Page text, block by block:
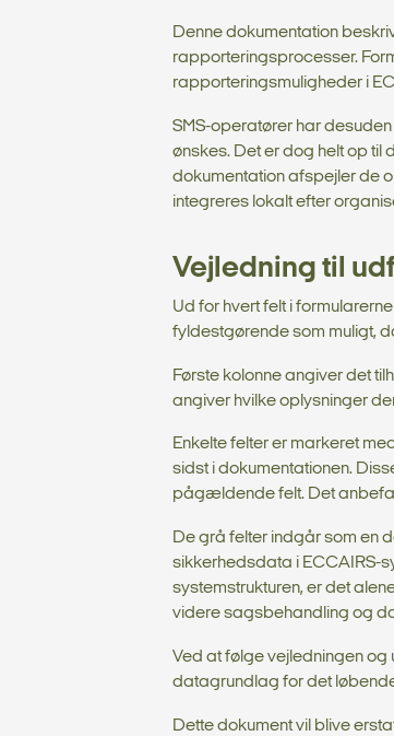
Denne dokumentation
rapporteringsprocesser.
rapporteringsmuligheder i
SMS-operatører har
ønskes. Det er dog helt op til
dokumentation afspejler de
integreres lokalt efter
Vejledning til
Ud for hvert felt i
fyldestgørende som muligt,
Første kolonne angiver det
angiver hvilke oplysninger
Enkelte felter er markeret
sidst i dokumentationen.
pågældende felt. Det
De grå felter indgår som en
sikkerhedsdata i ECCAIRS-
systemstrukturen, er det
videre sagsbehandling og
Ved at følge vejledningen
datagrundlag for det
Dette dokument vil blive